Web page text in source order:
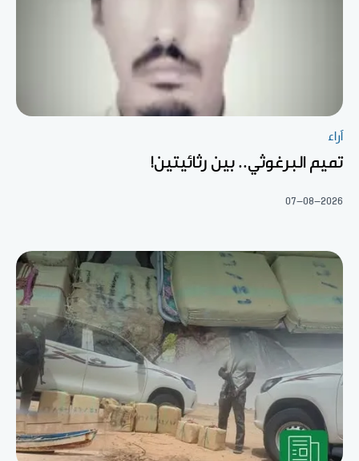
آراء
تميم البرغوثي.. بين رثائيتين!
07-08-2026